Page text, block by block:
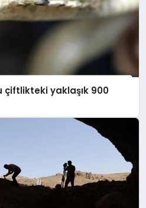
çiftlikteki yaklaşık 900